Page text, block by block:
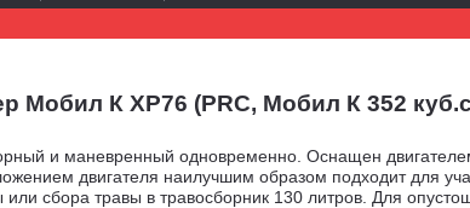
К XP76 (PRC, Мобил К 352
и маневренный одновременно. Оснащен
двигателя наилучшим образом подходит для
сбора травы в травосборник 130 литров. Для